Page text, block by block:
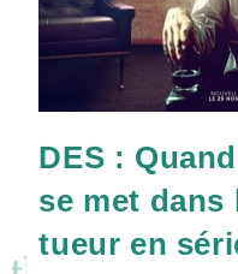
DES :
se met dans
tueur en